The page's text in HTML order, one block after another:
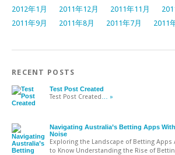
2012年1月
2011年12月 2011年11月
2011年9月
2011年8月 2011年7月 2011
RECENT POSTS
Test Post Created
Test Post Created … »
Navigating Australia’s Betting Apps
Noise
Exploring the Landscape of Betting Apps
to Know Understanding the Rise of